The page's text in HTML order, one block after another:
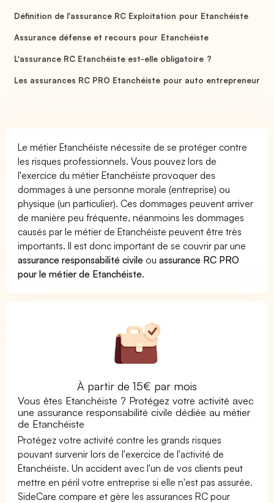
Définition de l'assurance RC Exploitation pour Etanchéiste
Assurance défense et recours pour Etanchéiste
L'assurance RC Etanchéiste est-elle obligatoire ?
Les assurances RC PRO Etanchéiste pour auto entrepreneur
Le métier Etanchéiste nécessite de se protéger contre
les risques professionnels. Vous pouvez lors de
l'exercice du métier Etanchéiste provoquer des
dommages à une personne morale (entreprise) ou
physique (un particulier). Ces dommages peuvent arriver
de manière peu fréquente, néanmoins les dommages
causés par le métier de Etanchéiste peuvent être très
importants. Il est donc important de se couvrir par une
assurance responsabilité civile ouassurance RC PRO
pour le métier de Etanchéiste.
À partir de 15€ par mois
Vous êtes Etanchéiste ? Protégez votre activité avec
une assurance responsabilité civile dédiée au métier
de Etanchéiste
Protégez votre activité contre les grands risques
pouvant survenir lors de l'exercice de l'activité de
Etanchéiste. Un accident avec l'un de vos clients peut
mettre en péril votre entreprise si elle n'est pas assurée.
SideCare compare et gère les assurances RC pour